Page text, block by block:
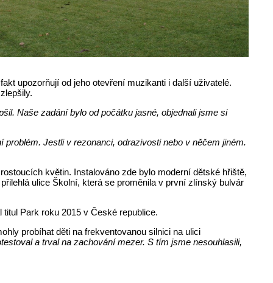
upozorňují od jeho otevření muzikanti i další uživatelé.
Naše zadání bylo od počátku jasné, objednali jsme si
Jestli v rezonanci, odrazivosti nebo v něčem jiném.
květin. Instalováno zde bylo moderní dětské hřiště,
ulice Školní, která se proměnila v první zlínský bulvár
Park roku 2015 v České republice.
probíhat děti na frekventovanou silnici na ulici
a trval na zachování mezer. S tím jsme nesouhlasili,